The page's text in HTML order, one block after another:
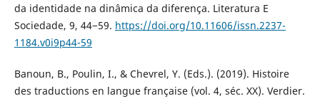
da identidade na dinâmica da diferença. Literatura E
Sociedade, 9, 44−59. https://doi.org/10.11606/issn.2237-
1184.v0i9p44-59
Banoun, B., Poulin, I., & Chevrel, Y. (Eds.). (2019). Histoire
des traductions en langue française (vol. 4, séc. XX). Verdier.